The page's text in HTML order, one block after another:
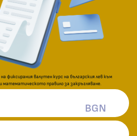
фиксирания валутен курс на българския лев към
математическото правило за закръгляване.
BGN